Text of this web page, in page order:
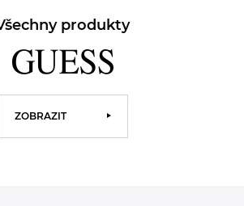
produkty
ZOBRAZIT